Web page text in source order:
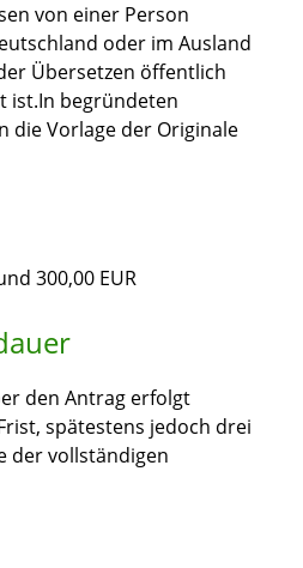
von einer Person
oder im Ausland
Übersetzen öffentlich
ist.In begründeten
die Vorlage der Originale
300,00 EUR
den Antrag erfolgt
spätestens jedoch drei
der vollständigen